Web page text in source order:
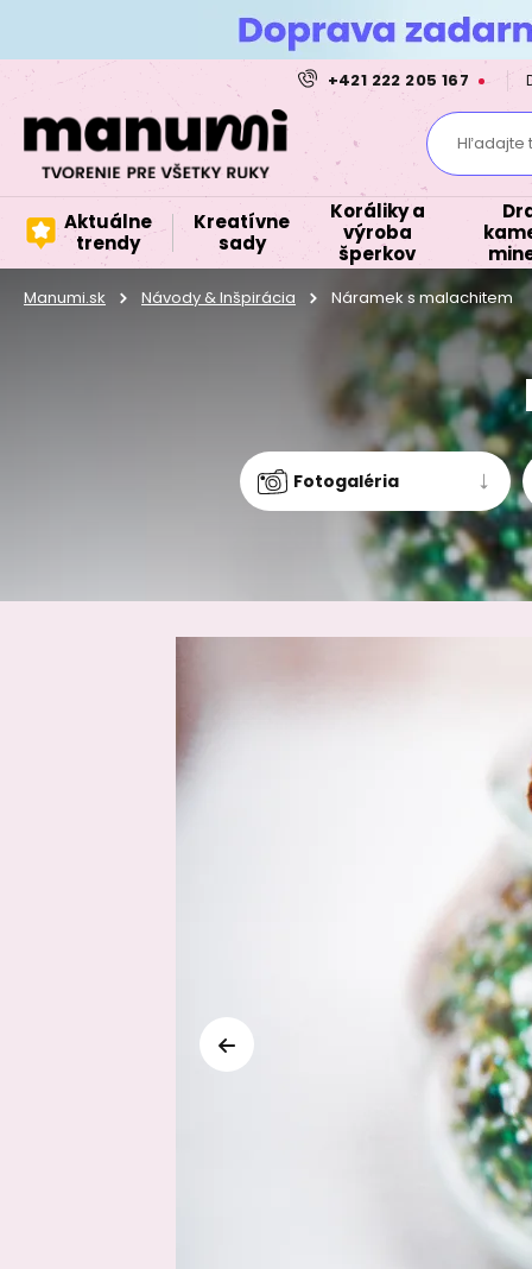
+421 222 205 167
Hľadajte
Aktuálne
trendy
Kreatívne
sady
Koráliky a
výroba
šperkov
Manumi.sk Návody & Inšpirácia Náramek s malachitem
Fotogaléria